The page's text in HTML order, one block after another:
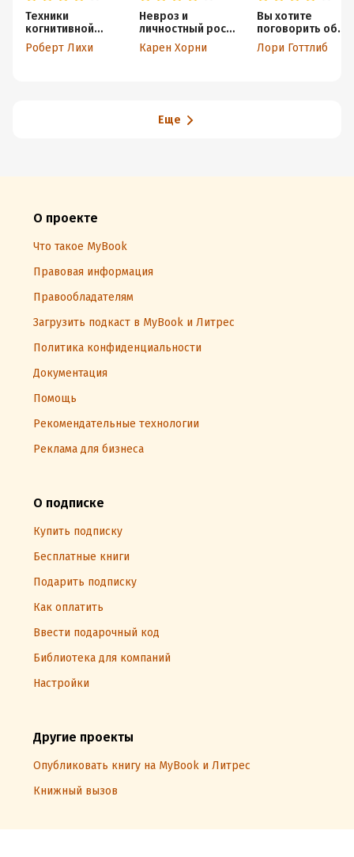
Техники
когнитивной
психотерапии
Роберт Лихи
Невроз и
личностный рост:
борьба за
самореализацию
Карен Хорни
Вы хотите
поговорить об
этом?
Психотерапевт.
Лори Готтлиб
Еще
О проекте
Что такое MyBook
Правовая информация
Правообладателям
Загрузить подкаст в MyBook и Литрес
Политика конфиденциальности
Документация
Помощь
Рекомендательные технологии
Реклама для бизнеса
О подписке
Купить подписку
Бесплатные книги
Подарить подписку
Как оплатить
Ввести подарочный код
Библиотека для компаний
Настройки
Другие проекты
Опубликовать книгу на MyBook и Литрес
Книжный вызов